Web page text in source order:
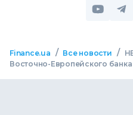
Finance.ua / Все новости /
Восточно-Европейского банка